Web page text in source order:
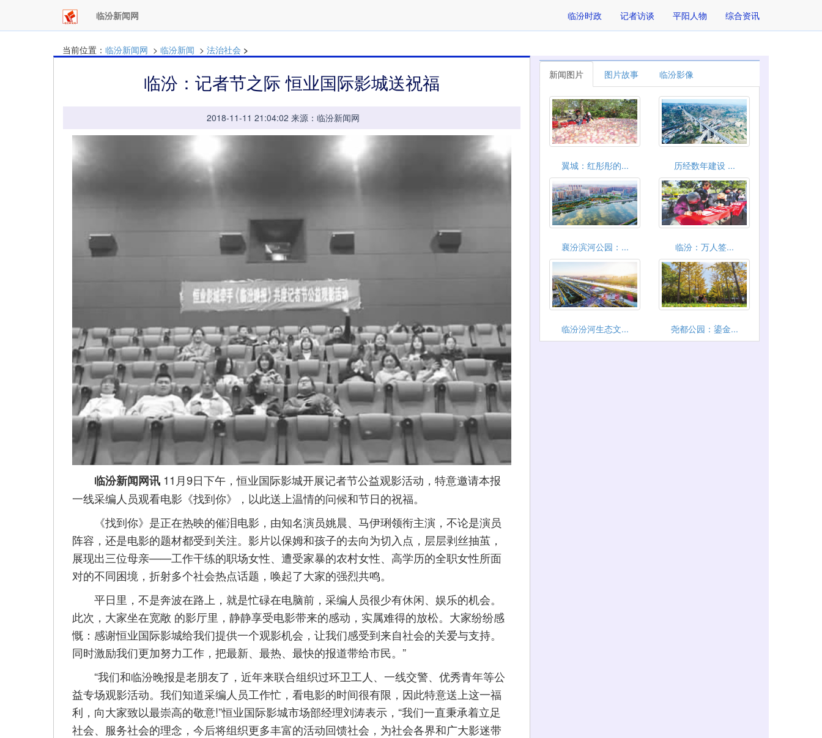
临汾新闻网 临汾时政 记者访谈 平阳人物 综合资讯
当前位置： 临汾新闻网 > 临汾新闻 > 法治社会 >
临汾：记者节之际 恒业国际影城送祝福
2018-11-11 21:04:02 来源：临汾新闻网
临汾新闻网讯 11月9日下午，恒业国际影城开展记者节公益观影活动，特意邀请本报
一线采编人员观看电影《找到你》，以此送上温情的问候和节日的祝福。
《找到你》是正在热映的催泪电影，由知名演员姚晨、马伊琍领衔主演，不论是演员
阵容，还是电影的题材都受到关注。影片以保姆和孩子的去向为切入点，层层剥丝抽茧，
展现出三位母亲——工作干练的职场女性、遭受家暴的农村女性、高学历的全职女性所面
对的不同困境，折射多个社会热点话题，唤起了大家的强烈共鸣。
平日里，不是奔波在路上，就是忙碌在电脑前，采编人员很少有休闲、娱乐的机会。
此次，大家坐在宽敞 的影厅里，静静享受电影带来的感动，实属难得的放松。大家纷纷感
慨：感谢恒业国际影城给我们提供一个观影机会，让我们感受到来自社会的关爱与支持。
同时激励我们更加努力工作，把最新、最热、最快的报道带给市民。”
“我们和临汾晚报是老朋友了，近年来联合组织过环卫工人、一线交警、优秀青年等公
益专场观影活动。我们知道采编人员工作忙，看电影的时间很有限，因此特意送上这一福
利，向大家致以最崇高的敬意!”恒业国际影城市场部经理刘涛表示，“我们一直秉承着立足
社会、服务社会的理念，今后将组织更多丰富的活动回馈社会，为社会各界和广大影迷带
新闻图片 图片故事 临汾影像
翼城：红彤彤的... 历经数年建设 ...
襄汾滨河公园：... 临汾：万人签...
临汾汾河生态文... 尧都公园：鎏金...